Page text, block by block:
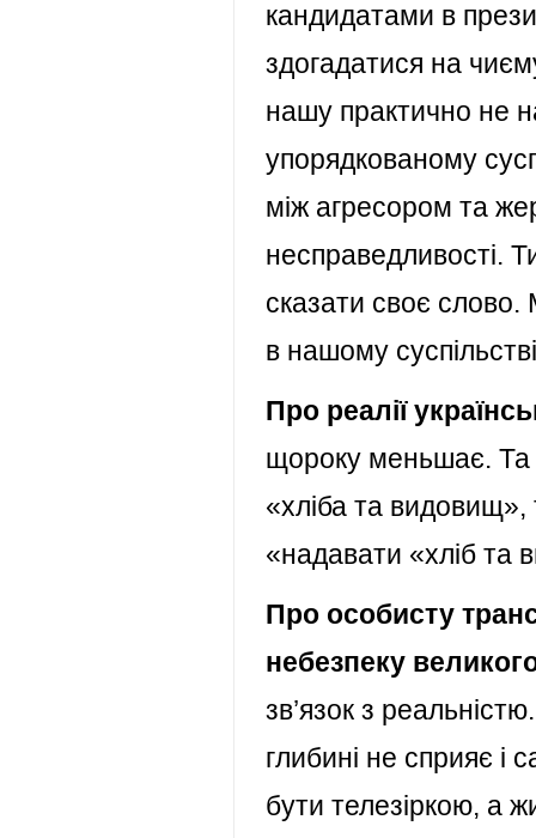
кандидатами в
здогадатися на
нашу практично не
упорядкованому
між агресором та
несправедливості.
сказати своє
в нашому
Про реалії
щороку меньшає. Та
«хліба та видовищ»,
«надавати «хліб та
Про особисту
небезпеку
зв’язок з
глибині не сприяє і
бути телезіркою, а